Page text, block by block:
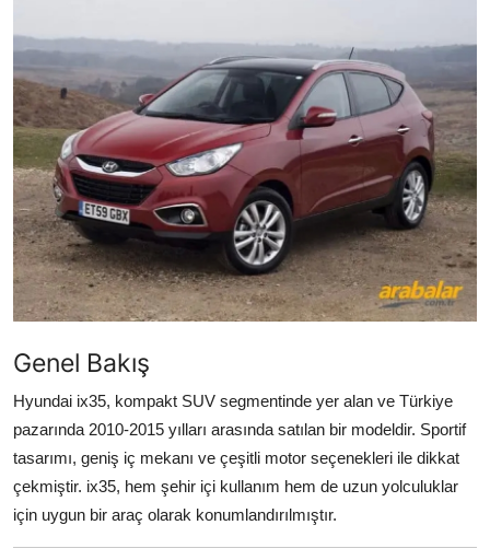
Oto Bilgi
Genel Bakış
Hyundai ix35, kompakt SUV segmentinde yer alan ve Türkiye
pazarında 2010-2015 yılları arasında satılan bir modeldir. Sportif
tasarımı, geniş iç mekanı ve çeşitli motor seçenekleri ile dikkat
çekmiştir. ix35, hem şehir içi kullanım hem de uzun yolculuklar
için uygun bir araç olarak konumlandırılmıştır.